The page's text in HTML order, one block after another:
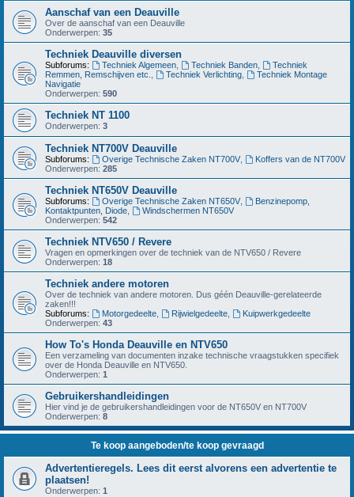
Aanschaf van een Deauville
Over de aanschaf van een Deauville
Onderwerpen: 35
Techniek Deauville diversen
Subforums: Techniek Algemeen, Techniek Banden,
Techniek
Remmen, Remschijven etc.
Techniek Verlichting,
Techniek Montage
Navigatie
Onderwerpen: 590
Techniek NT 1100
Onderwerpen: 3
Techniek NT700V Deauville
Subforums: Overige Technische Zaken NT700V,
Koffers van de NT700V
Onderwerpen: 285
Techniek NT650V Deauville
Subforums: Overige Technische Zaken NT650V,
Benzinepomp,
Kontaktpunten, Diode
Windschermen NT650V
Onderwerpen: 542
Techniek NTV650 / Revere
Vragen en opmerkingen over de techniek van de NTV650 / Revere
Onderwerpen: 18
Techniek andere motoren
Over de techniek van andere motoren. Dus géén Deauville-gerelateerde
zaken!!!
Subforums:
Motorgedeelte, Rijwielgedeelte,
Kuipwerkgedeelte
Onderwerpen: 43
How To's Honda Deauville en NTV650
Een verzameling van documenten inzake technische vraagstukken specifiek
over de Honda Deauville en NTV650.
Onderwerpen: 1
Gebruikershandleidingen
Hier vind je de gebruikershandleidingen voor de NT650V en NT700V
Onderwerpen: 8
Te koop aangeboden/te koop gevraagd
Advertentieregels. Lees dit eerst alvorens een advertentie te
plaatsen!
Onderwerpen: 1